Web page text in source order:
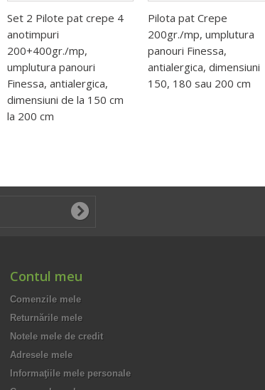
Set 2 Pilote pat crepe 4
anotimpuri
200+400gr./mp,
umplutura panouri
Finessa, antialergica,
dimensiuni de la 150 cm
la 200 cm
Pilota pat Crepe
200gr./mp, umplutura
panouri Finessa,
antialergica, dimensiuni
150, 180 sau 200 cm
Contul meu
Comenzile mele
Returnările mele
Notele mele de credit
Adresele mele
Informaţiile mele personale